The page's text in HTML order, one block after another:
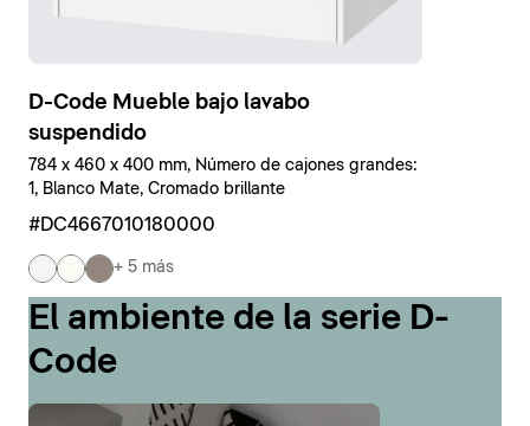
D-Code Mueble bajo lavabo
suspendido
784 x 460 x 400 mm, Número de cajones grandes:
1, Blanco Mate, Cromado brillante
#DC4667010180000
+ 5 más
El ambiente de la serie D-
Code